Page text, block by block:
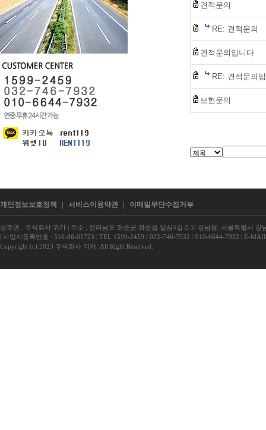
견적문의
RE: 견적문의
견적문의입니다
RE: 견적문의
보험문의
개인정보보호정책 서비스이용약관 이메일무단수집거부
상호면 : 주식회사 위카 | 주소 : 전라남도 화순군 화순읍 일심4길 2-1/ 강남점: 서울특별시 강
| 사업자등록번호 : 510-86-01723 | TEL 1599-2459 / 032-746-7932 / 010-6644-7932 | E-
Copyright (c) 2023 주식회사 위카. All Right Reserved.